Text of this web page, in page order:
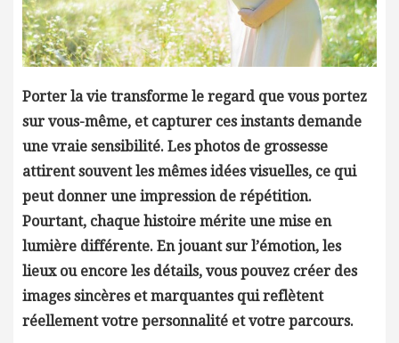
Porter la vie transforme le regard que vous portez
sur vous-même, et capturer ces instants demande
une vraie sensibilité. Les photos de grossesse
attirent souvent les mêmes idées visuelles, ce qui
peut donner une impression de répétition.
Pourtant, chaque histoire mérite une mise en
lumière différente. En jouant sur l’émotion, les
lieux ou encore les détails, vous pouvez créer des
images sincères et marquantes qui reflètent
réellement votre personnalité et votre parcours.